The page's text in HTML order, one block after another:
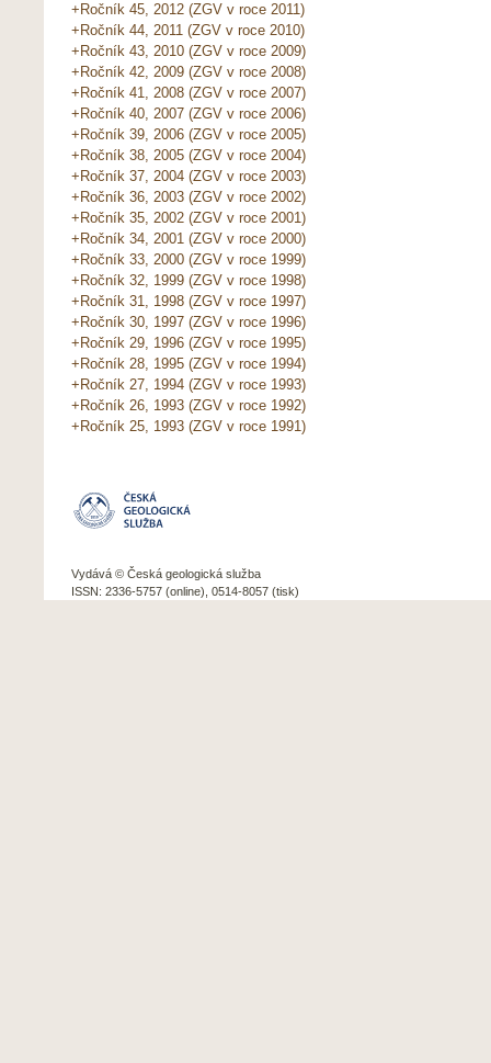
+Ročník 45, 2012 (ZGV v roce 2011)
+Ročník 44, 2011 (ZGV v roce 2010)
+Ročník 43, 2010 (ZGV v roce 2009)
+Ročník 42, 2009 (ZGV v roce 2008)
+Ročník 41, 2008 (ZGV v roce 2007)
+Ročník 40, 2007 (ZGV v roce 2006)
+Ročník 39, 2006 (ZGV v roce 2005)
+Ročník 38, 2005 (ZGV v roce 2004)
+Ročník 37, 2004 (ZGV v roce 2003)
+Ročník 36, 2003 (ZGV v roce 2002)
+Ročník 35, 2002 (ZGV v roce 2001)
+Ročník 34, 2001 (ZGV v roce 2000)
+Ročník 33, 2000 (ZGV v roce 1999)
+Ročník 32, 1999 (ZGV v roce 1998)
+Ročník 31, 1998 (ZGV v roce 1997)
+Ročník 30, 1997 (ZGV v roce 1996)
+Ročník 29, 1996 (ZGV v roce 1995)
+Ročník 28, 1995 (ZGV v roce 1994)
+Ročník 27, 1994 (ZGV v roce 1993)
+Ročník 26, 1993 (ZGV v roce 1992)
+Ročník 25, 1993 (ZGV v roce 1991)
Vydává © Česká geologická služba
ISSN: 2336-5757 (online), 0514-8057 (tisk)